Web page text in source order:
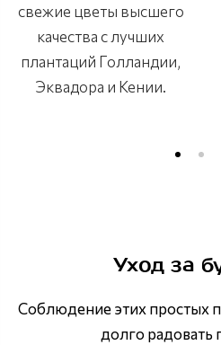
свежие цветы высшего
качества с лучших
плантаций Голландии,
Эквадора и Кении.
Уход за
Соблюдение этих простых
долго радовать